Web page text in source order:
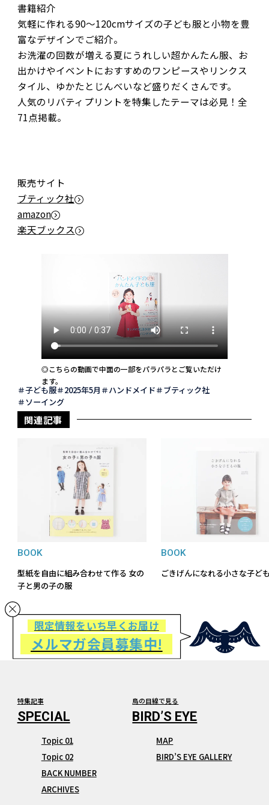
書籍紹介
気軽に作れる90〜120cmサイズの子ども服と小物を豊
富なデザインでご紹介。
お洗濯の回数が増える夏にうれしい超かんたん服、お
出かけやイベントにおすすめのワンピースやリンクス
タイル、ゆかたとじんべいなど盛りだくさんです。
人気のリバティプリントを特集したテーマは必見！全
71点掲載。
販売サイト
ブティック社
amazon
楽天ブックス
◎こちらの動画で中面の一部をパラパラとご覧いただけ
ます。
子ども服 2025年5月 ハンドメイド
ブティック社
ソーイング
関連記事
BOOK
型紙を自由に組み合わせて作る 女の
子と男の子の服
BOOK
ごきげんになれる小さな子ど
限定情報をいち早くお届け
メルマガ会員募集中!
特集記事
Topic 01
Topic 02
BACK NUMBER
ARCHIVES
鳥の目線で見る
MAP
BIRD’S EYE GALLERY